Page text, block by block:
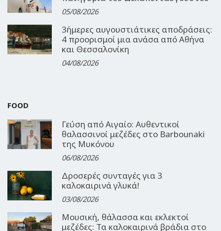
05/08/2026
3ήμερες αυγουστιάτικες αποδράσεις:
4 προορισμοί μια ανάσα από Αθήνα
και Θεσσαλονίκη
04/08/2026
FOOD
Γεύση από Αιγαίο: Αυθεντικοί
θαλασσινοί μεζέδες στο Barbounaki
της Μυκόνου
06/08/2026
Δροσερές συνταγές για 3
καλοκαιρινά γλυκά!
03/08/2026
Μουσική, θάλασσα και εκλεκτοί
μεζέδες: Τα καλοκαιρινά βράδια στο